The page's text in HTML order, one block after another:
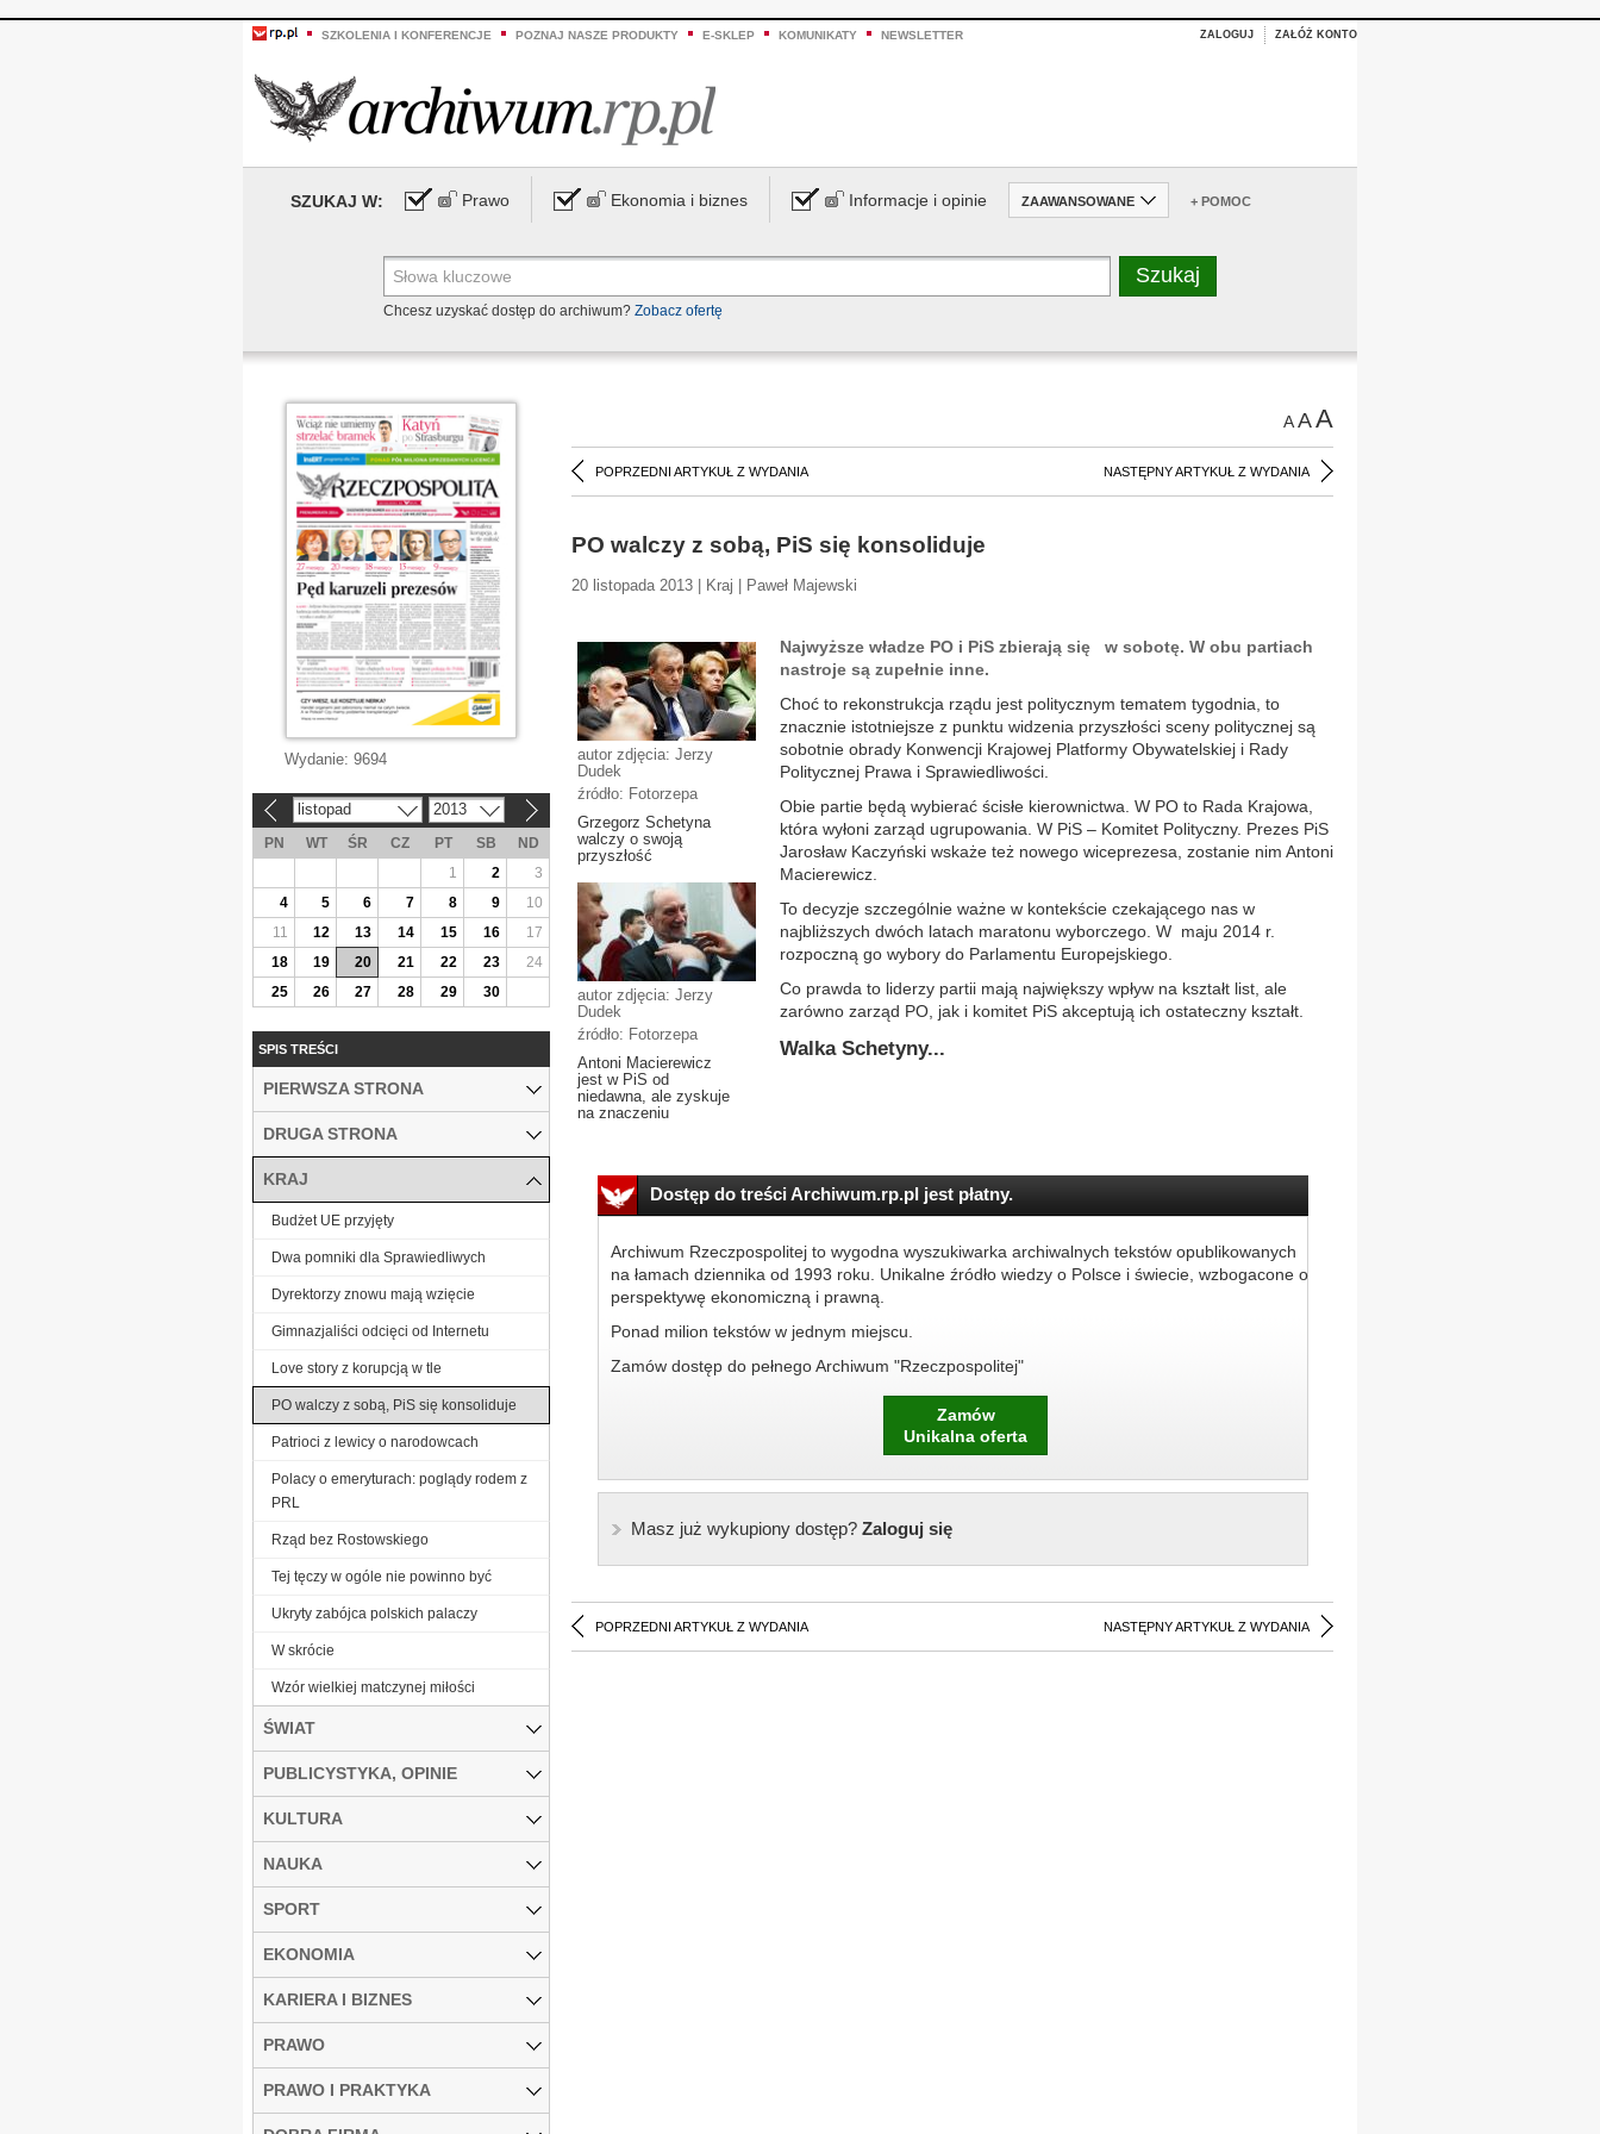
SZKOLENIA I KONFERENCJE POZNAJ NASZE PRODUKTY E-SKLEP KOMUNIKATY NEWSLETTER ZALOGUJ ZAŁÓŻ KONTO
SZUKAJ W: Prawo Ekonomia i biznes Informacje i opinie ZAAWANSOWANE + POMOC
Chcesz uzyskać dostęp do archiwum? Zobacz ofertę
AAA
POPRZEDNI ARTYKUŁ Z WYDANIA NASTĘPNY ARTYKUŁ Z WYDANIA
PO walczy z sobą, PiS się konsoliduje
20 listopada 2013 | Kraj | Paweł Majewski
autor zdjęcia: Jerzy
Dudek
źródło: Fotorzepa
Grzegorz Schetyna
walczy o swoją
przyszłość
autor zdjęcia: Jerzy
Dudek
źródło: Fotorzepa
Antoni Macierewicz
jest w PiS od
niedawna, ale zyskuje
na znaczeniu
Najwyższe władze PO i PiS zbierają się w sobotę. W obu partiach
nastroje są zupełnie inne.
Choć to rekonstrukcja rządu jest politycznym tematem tygodnia, to
znacznie istotniejsze z punktu widzenia przyszłości sceny politycznej są
sobotnie obrady Konwencji Krajowej Platformy Obywatelskiej i Rady
Politycznej Prawa i Sprawiedliwości.
Obie partie będą wybierać ścisłe kierownictwa. W PO to Rada Krajowa,
która wyłoni zarząd ugrupowania. W PiS – Komitet Polityczny. Prezes PiS
Jarosław Kaczyński wskaże też nowego wiceprezesa, zostanie nim Antoni
Macierewicz.
To decyzje szczególnie ważne w kontekście czekającego nas w
najbliższych dwóch latach maratonu wyborczego. W maju 2014 r.
rozpoczną go wybory do Parlamentu Europejskiego.
Co prawda to liderzy partii mają największy wpływ na kształt list, ale
zarówno zarząd PO, jak i komitet PiS akceptują ich ostateczny kształt.
Walka Schetyny...
Dostęp do treści Archiwum.rp.pl jest płatny.
Archiwum Rzeczpospolitej to wygodna wyszukiwarka archiwalnych tekstów opublikowanych
na łamach dziennika od 1993 roku. Unikalne źródło wiedzy o Polsce i świecie, wzbogacone o
perspektywę ekonomiczną i prawną.
Ponad milion tekstów w jednym miejscu.
Zamów dostęp do pełnego Archiwum "Rzeczpospolitej"
Zamów
Unikalna oferta
Masz już wykupiony dostęp?Zaloguj się
POPRZEDNI ARTYKUŁ Z WYDANIA NASTĘPNY ARTYKUŁ Z WYDANIA
Wydanie: 9694
listopad 2013
PN WT ŚR CZ PT SB
ND
1
2
3
4
5 6 7 8 9
10
11
12 13 14 15 16
17
18
19 20 21 22 23
24
25
26 27 28 29 30
SPIS TREŚCI
PIERWSZA STRONA
DRUGA STRONA
KRAJ
Budżet UE przyjęty
Dwa pomniki dla Sprawiedliwych
Dyrektorzy znowu mają wzięcie
Gimnazjaliści odcięci od Internetu
Love story z korupcją w tle
PO walczy z sobą, PiS się konsoliduje
Patrioci z lewicy o narodowcach
Polacy o emeryturach: poglądy rodem z
PRL
Rząd bez Rostowskiego
Tej tęczy w ogóle nie powinno być
Ukryty zabójca polskich palaczy
W skrócie
Wzór wielkiej matczynej miłości
ŚWIAT
PUBLICYSTYKA, OPINIE
KULTURA
NAUKA
SPORT
EKONOMIA
KARIERA I BIZNES
PRAWO
PRAWO I PRAKTYKA